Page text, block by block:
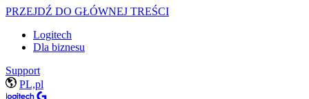
PRZEJDŹ DO GŁÓWNEJ TREŚCI
Logitech
Dla biznesu
Support
PL,pl